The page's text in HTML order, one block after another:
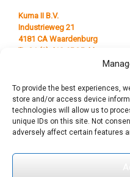
To provide the best experiences,
store and/or access device
technologies will allow us to
unique IDs on this site. Not
adversely affect certain features
Kuma II B.V.
Industrieweg 21
4181 CA Waardenburg
T +31 (0) 418 65 25 44